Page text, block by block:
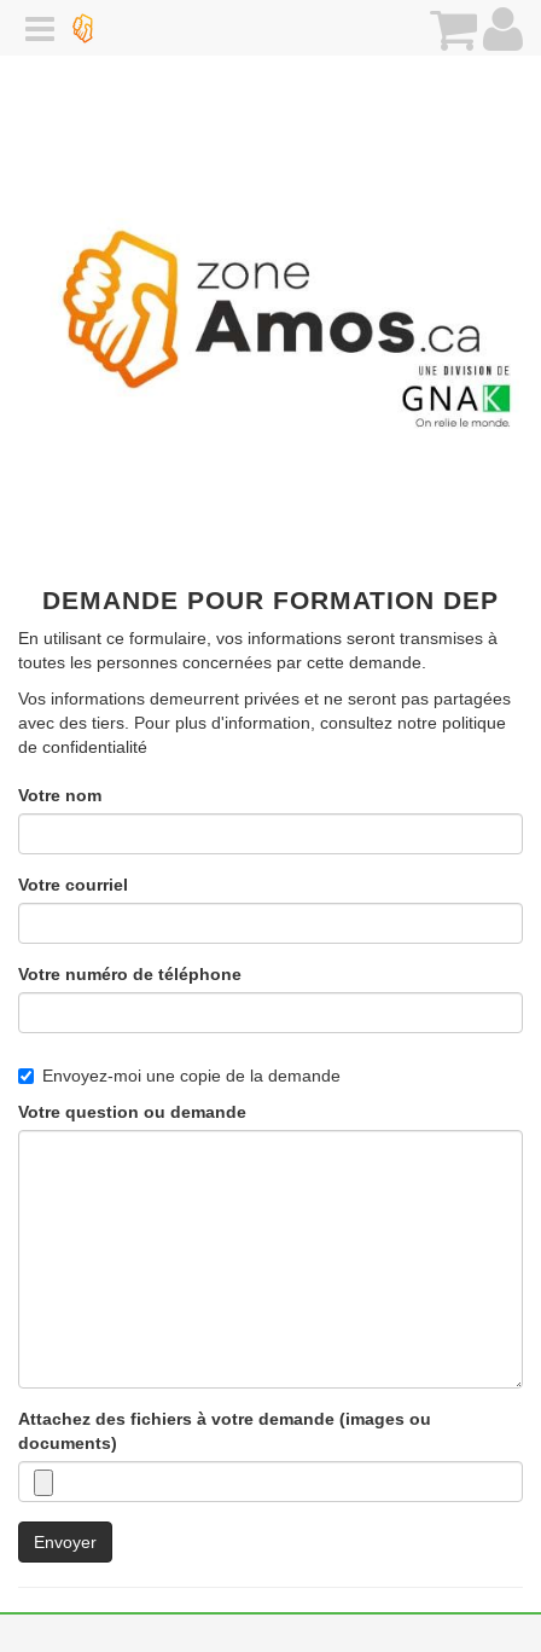
DEMANDE POUR FORMATION DEP
En utilisant ce formulaire, vos informations seront transmises à
toutes les personnes concernées par cette demande.
Vos informations demeurrent privées et ne seront pas partagées
avec des tiers. Pour plus d'information, consultez notre politique
de confidentialité
Votre nom
Votre courriel
Votre numéro de téléphone
Envoyez-moi une copie de la demande
Votre question ou demande
Attachez des fichiers à votre demande (images ou
documents)
Envoyer